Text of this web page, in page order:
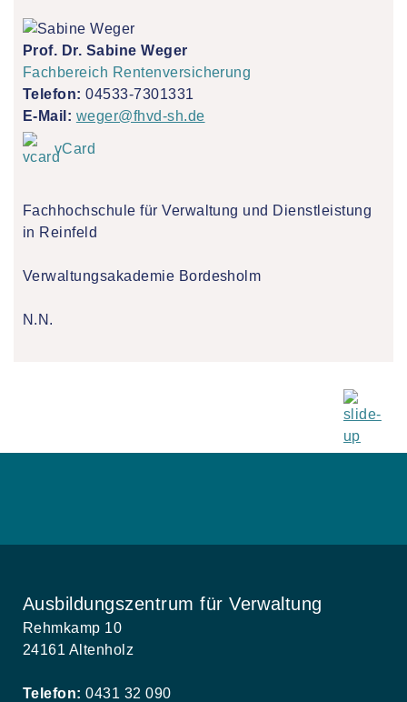
Prof. Dr. Sabine Weger
Fachbereich Rentenversicherung
Telefon: 04533-7301331
E-Mail: weger@fhvd-sh.de
vCard
Fachhochschule für Verwaltung und Dienstleistung
in Reinfeld
Verwaltungsakademie Bordesholm
N.N.
Ausbildungszentrum für Verwaltung
Rehmkamp 10
24161 Altenholz
Telefon: 0431 32 090